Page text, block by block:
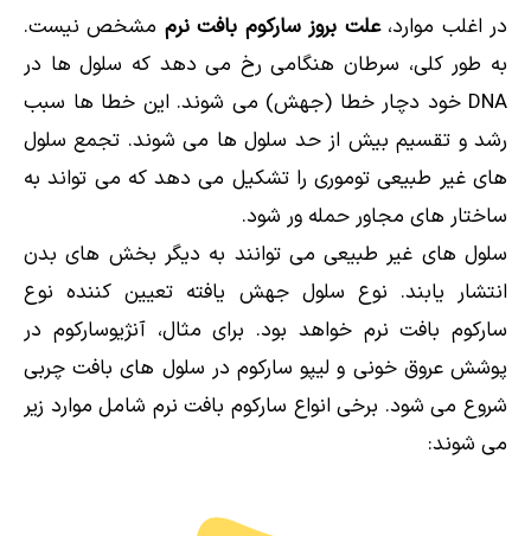
در اغلب موارد،علت بروز سارکوم بافت نرم مشخص نیست.
به طور کلی، سرطان هنگامی رخ می دهد که سلول ها در
DNA خود دچار خطا (جهش) می شوند. این خطا ها سبب
رشد و تقسیم بیش از حد سلول ها می شوند. تجمع سلول
های غیر طبیعی توموری را تشکیل می دهد که می تواند به
ساختار های مجاور حمله ور شود.
سلول های غیر طبیعی می توانند به دیگر بخش های بدن
انتشار یابند. نوع سلول جهش یافته تعیین کننده نوع
سارکوم بافت نرم خواهد بود. برای مثال، آنژیوسارکوم در
پوشش عروق خونی و لیپو سارکوم در سلول های بافت چربی
شروع می شود. برخی انواع سارکوم بافت نرم شامل موارد زیر
می شوند: